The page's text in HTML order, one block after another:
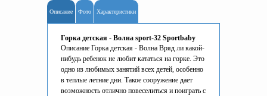
Описание Фото Характеристики
Горка детская - Волна sport-32 Sportbaby
Описание Горка детская - Волна Вряд ли какой-
нибудь ребенок не любит кататься на горке. Это
одно из любимых занятий всех детей, особенно
в теплые летние дни. Такое сооружение дает
возможность отлично повеселиться и поиграть с